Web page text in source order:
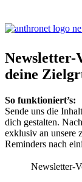
Newsletter-
deine
So funktioniert’s:
Sende uns die
dich gestalten.
exklusiv an unsere
Reminders nach
Newsletter-